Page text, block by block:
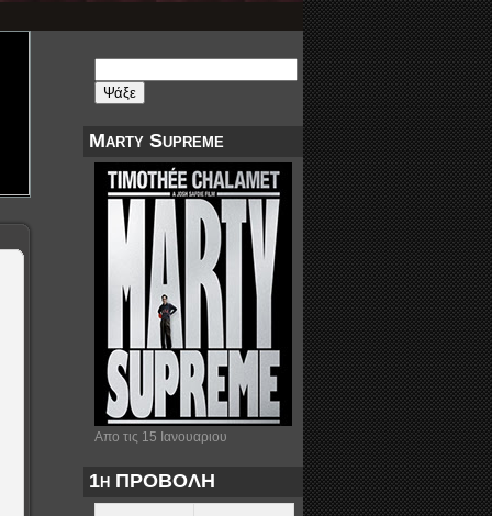
Marty Supreme
Απο τις 15 Ιανουαριου
1η ΠΡΟΒΟΛΗ